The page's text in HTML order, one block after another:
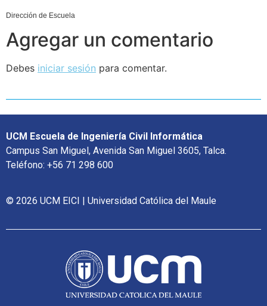
Dirección de Escuela
Agregar un comentario
Debes iniciar sesión para comentar.
UCM Escuela de Ingeniería Civil Informática
Campus San Miguel, Avenida San Miguel 3605, Talca.
Teléfono: +56 71 298 600
© 2026 UCM EICI | Universidad Católica del Maule